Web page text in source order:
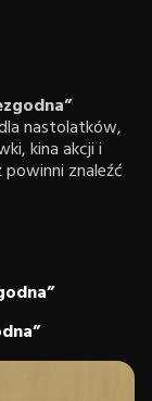
nastolatków,
kina akcji i
znaleźć